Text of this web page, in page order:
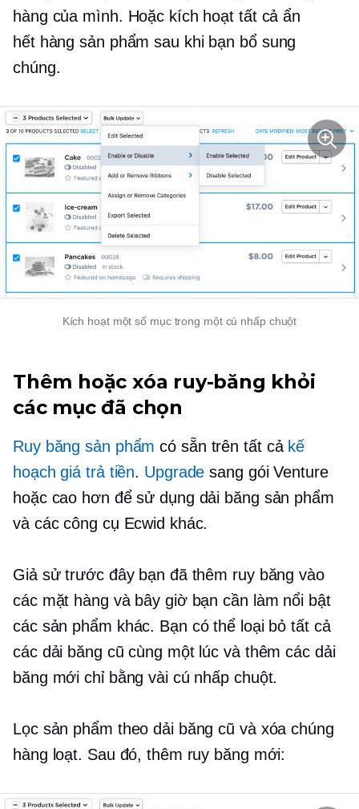
hàng của mình. Hoặc kích hoạt tất cả ẩn
hết hàng sản phẩm sau khi bạn bổ sung
chúng.
Kích hoạt một số mục trong một cú nhấp chuột
Thêm hoặc xóa ruy-băng khỏi
các mục đã chọn
Ruy băng sản phẩm có sẵn trên tất cả kế
hoạch giá trả tiền. Upgrade sang gói Venture
hoặc cao hơn để sử dụng dải băng sản phẩm
và các công cụ Ecwid khác.
Giả sử trước đây bạn đã thêm ruy băng vào
các mặt hàng và bây giờ bạn cần làm nổi bật
các sản phẩm khác. Bạn có thể loại bỏ tất cả
các dải băng cũ cùng một lúc và thêm các dải
băng mới chỉ bằng vài cú nhấp chuột.
Lọc sản phẩm theo dải băng cũ và xóa chúng
hàng loạt. Sau đó, thêm ruy băng mới: